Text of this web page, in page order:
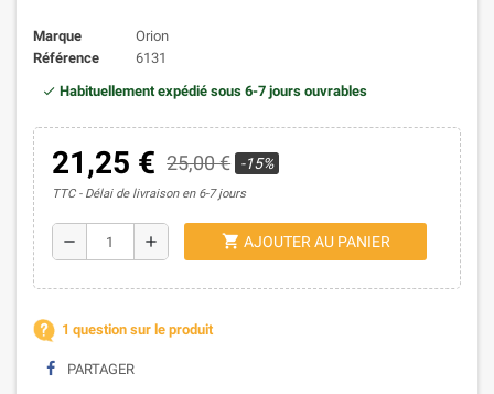
Marque
Orion
Référence
6131
Habituellement expédié sous 6-7 jours ouvrables
21,25 € 25,00 € -15%
TTC Délai de livraison en 6-7 jours
remove add shopping_cart AJOUTER AU PANIER
1 question sur le produit
PARTAGER